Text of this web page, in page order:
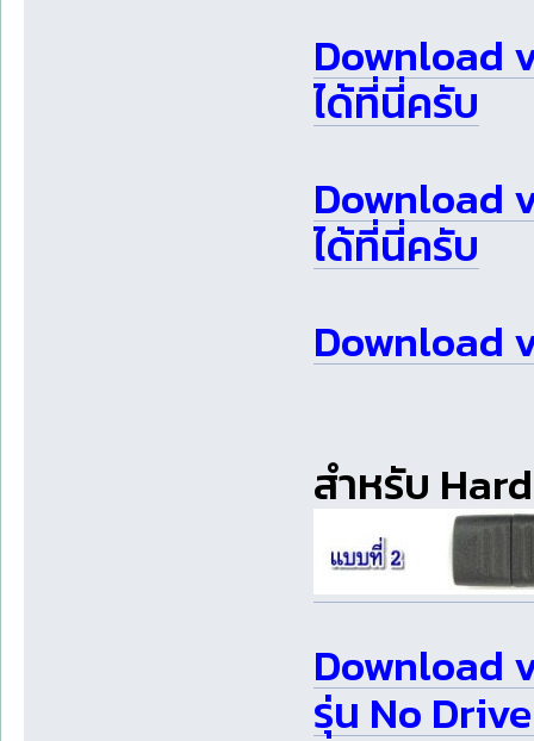
Download
ได้ที่นี่ครับ
Download
ได้ที่นี่ครับ
Download
สำหรับ
Download
รุ่น No